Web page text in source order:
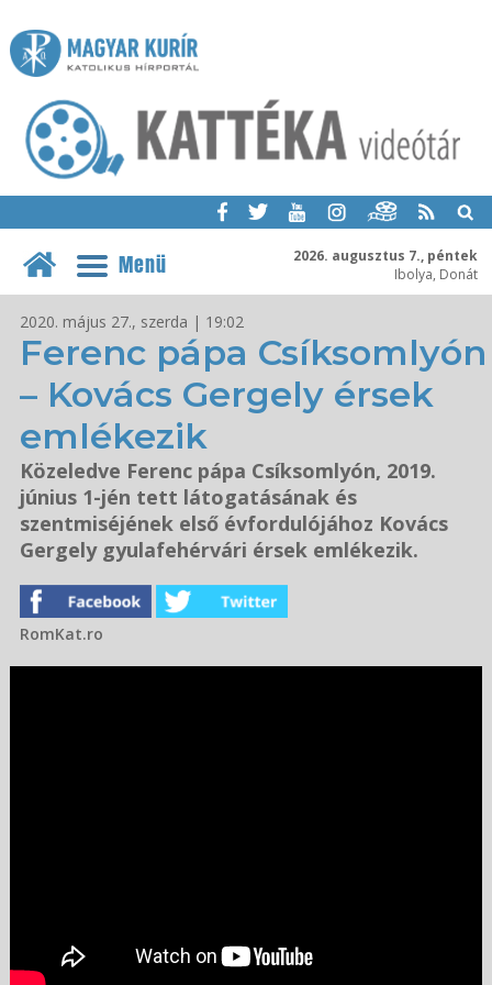
2026. augusztus 7., péntek
Ibolya, Donát
Menü
2020. május 27., szerda | 19:02
Ferenc pápa Csíksomlyón
– Kovács Gergely érsek
emlékezik
Közeledve Ferenc pápa Csíksomlyón, 2019.
június 1-jén tett látogatásának és
szentmiséjének első évfordulójához Kovács
Gergely gyulafehérvári érsek emlékezik.
RomKat.ro